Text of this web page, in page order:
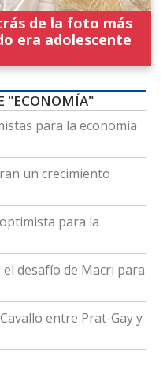
de la foto más
era adolescente
"ECONOMÍA"
para la economía
un crecimiento
para la
desafío de Macri para
entre Prat-Gay y